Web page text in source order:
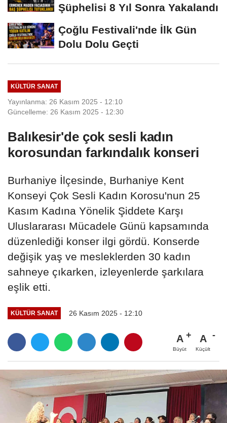
Şüphelisi 8 Yıl Sonra Yakalandı
Çoğlu Festivali'nde İlk Gün
Dolu Dolu Geçti
KÜLTÜR SANAT
Yayınlanma: 26 Kasım 2025 - 12:10
Güncelleme: 26 Kasım 2025 - 12:30
Balıkesir'de çok sesli kadın
korosundan farkındalık konseri
Burhaniye İlçesinde, Burhaniye Kent
Konseyi Çok Sesli Kadın Korosu'nun 25
Kasım Kadına Yönelik Şiddete Karşı
Uluslararası Mücadele Günü kapsamında
düzenlediği konser ilgi gördü. Konserde
değişik yaş ve mesleklerden 30 kadın
sahneye çıkarken, izleyenlerde şarkılara
eşlik etti.
KÜLTÜR SANAT 26 Kasım 2025 - 12:10
A
Büyüt
A
Küçült